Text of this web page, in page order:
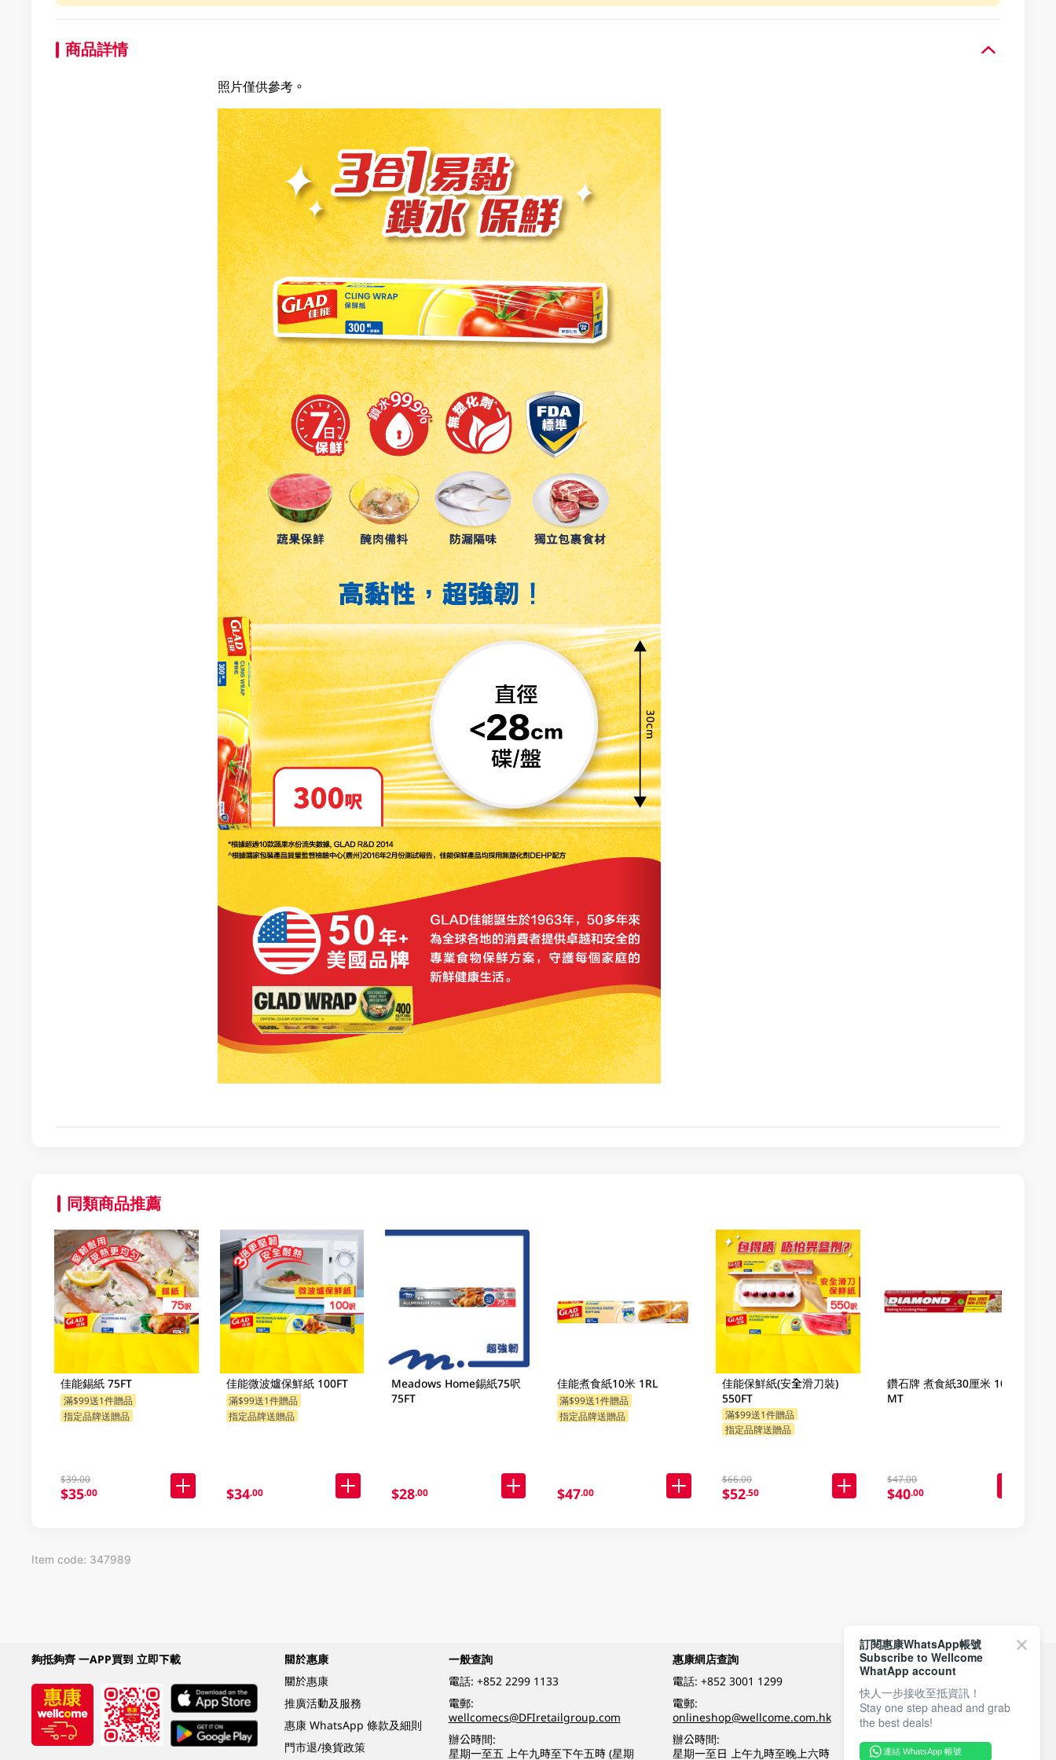
商品詳情
照片僅供參考。
同類商品推薦
佳能錫紙 75FT
滿$99送1件贈品
指定品牌送贈品
$39.00
$35.00
佳能微波爐保鮮紙 100FT
滿$99送1件贈品
指定品牌送贈品
$34.00
Meadows Home錫紙75呎
75FT
$28.00
佳能煮食紙10米 1RL
滿$99送1件贈品
指定品牌送贈品
$47.00
佳能保鮮紙(安全滑刀裝)
550FT
滿$99送1件贈品
指定品牌送贈品
$66.00
$52.50
鑽石牌 煮食紙30厘米 10
MT
$47.00
$40.00
Item code: 347989
夠抵夠齊 一APP買到 立即下載
關於惠康
關於惠康
推廣活動及服務
惠康 WhatsApp 條款及細則
門市退/換貨政策
一般查詢
電話: +852 2299 1133
電郵:
wellcomecs@DFIretailgroup.com
辦公時間:
星期一至五 上午九時至下午五時 (星期
惠康網店查詢
電話: +852 3001 1299
電郵:
onlineshop@wellcome.com.hk
辦公時間:
星期一至日 上午九時至晚上六時
付款方式
關注我們
訂閱惠康WhatsApp帳號
Subscribe to Wellcome
WhatApp account
快人一步接收至抵資訊！
Stay one step ahead and grab
the best deals!
連結 WhatsApp 帳號